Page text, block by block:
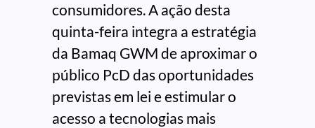
consumidores. A ação desta
quinta-feira integra a estratégia
da Bamaq GWM de aproximar o
público PcD das oportunidades
previstas em lei e estimular o
acesso a tecnologias mais